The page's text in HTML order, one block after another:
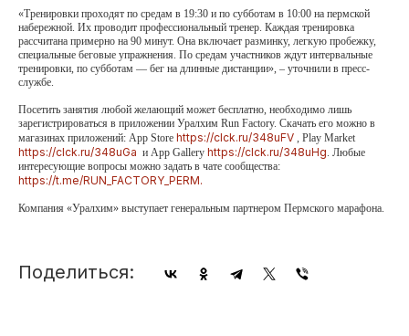
«Тренировки проходят по средам в 19:30 и по субботам в 10:00 на пермской
набережной. Их проводит профессиональный тренер. Каждая тренировка
рассчитана примерно на 90 минут. Она включает разминку, легкую пробежку,
специальные беговые упражнения. По средам участников ждут интервальные
тренировки, по субботам — бег на длинные дистанции», – уточнили в пресс-
службе.
Посетить занятия любой желающий может бесплатно, необходимо лишь
зарегистрироваться в приложении Уралхим Run Factory. Скачать его можно в
магазинах приложений: App Store https://clck.ru/348uFV , Play Market
https://clck.ru/348uGa и App Gallery https://clck.ru/348uHg. Любые
интересующие вопросы можно задать в чате сообщества:
https://t.me/RUN_FACTORY_PERM.
Компания «Уралхим» выступает генеральным партнером Пермского марафона.
Поделиться: